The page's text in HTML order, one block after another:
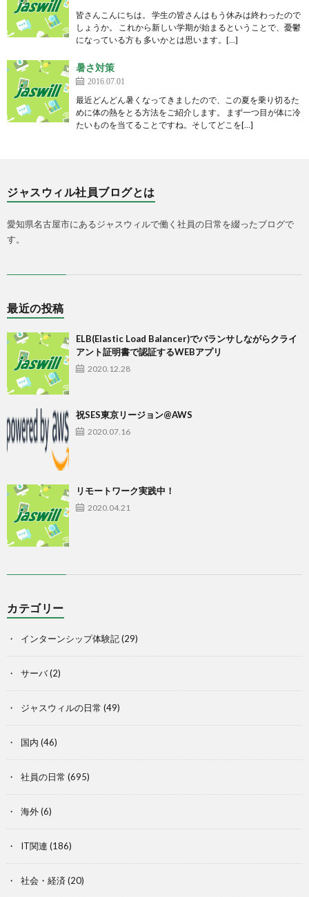
皆さんこんにちは。 学生の皆さんはもう休みは終わったので
しょうか。 これから新しい学期が始まるということで、憂鬱
になっている方も 多いかとは思います。[…]
暑さ対策
2016.07.01
最近どんどん暑くなってきましたので、この夏を乗り切るた
めに体の熱をとる方法をご紹介します。 まず一つ目が体に冷
たいものを当てることですね。そしてどこを[…]
ジャスウィル社員ブログとは
愛知県名古屋市にあるジャスウィルで働く社員の日常を綴ったブログで
す。
最近の投稿
ELB(Elastic Load Balancer)でバランサしながらクライ
アント証明書で認証するWEBアプリ
2020.12.28
祝SES東京リージョン@AWS
2020.07.16
リモートワーク実践中！
2020.04.21
カテゴリー
インターンシップ体験記(29)
サーバ(2)
ジャスウィルの日常 (49)
国内 (46)
社員の日常 (695)
海外(6)
IT関連 (186)
社会・経済 (20)